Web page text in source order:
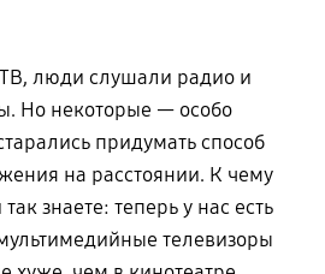
люди слушали радио и
Но некоторые — особо
придумать способ
на расстоянии. К чему
знаете: теперь у нас есть
телевизоры